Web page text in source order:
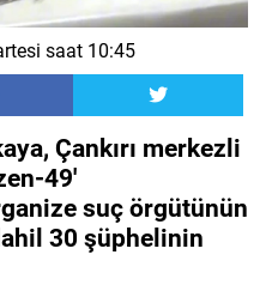
saat 10:45
Çankırı merkezli
49'
suç örgütünün
30 şüphelinin